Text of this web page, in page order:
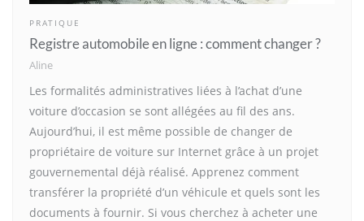
PRATIQUE
Registre automobile en ligne : comment changer ?
Aline
Les formalités administratives liées à l’achat d’une
voiture d’occasion se sont allégées au fil des ans.
Aujourd’hui, il est même possible de changer de
propriétaire de voiture sur Internet grâce à un projet
gouvernemental déjà réalisé. Apprenez comment
transférer la propriété d’un véhicule et quels sont les
documents à fournir. Si vous cherchez à acheter une